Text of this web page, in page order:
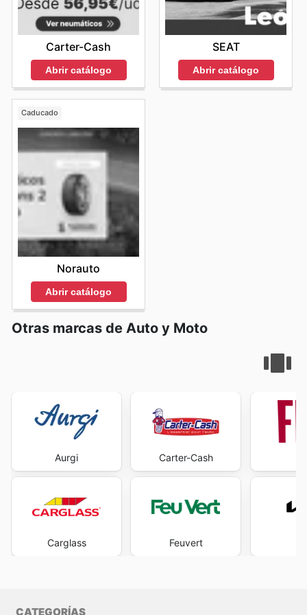
Carter-Cash
Abrir catálogo
SEAT
Abrir catálogo
Caducado
Norauto
Abrir catálogo
Otras marcas de Auto y Moto
Aurgi
Carglass
Carter-Cash
Feuvert
CATEGORÍAS